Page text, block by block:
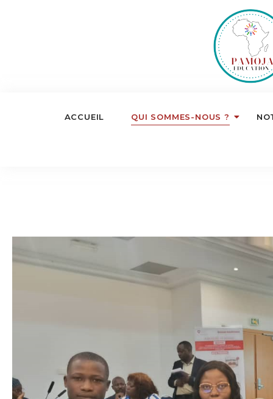
ACCUEIL QUI SOMMES-NOUS ?